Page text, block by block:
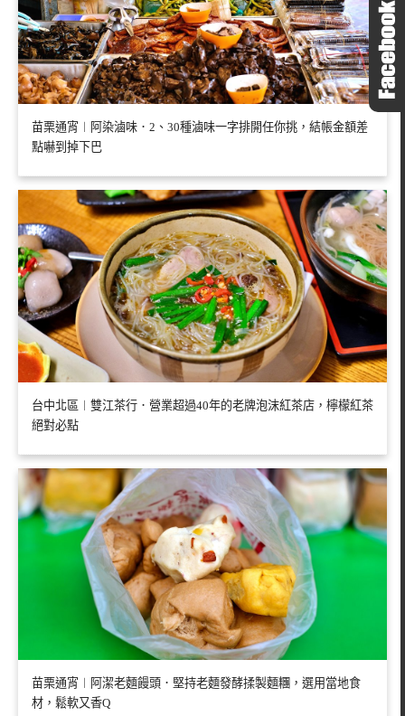
苗栗通宵︱阿染滷味．2、30種滷味一字排開任你挑，結帳金額差
點嚇到掉下巴
台中北區︱雙江茶行．營業超過40年的老牌泡沫紅茶店，檸檬紅茶
絕對必點
苗栗通宵︱阿潔老麵饅頭．堅持老麵發酵揉製麵糰，選用當地食
材，鬆軟又香Q